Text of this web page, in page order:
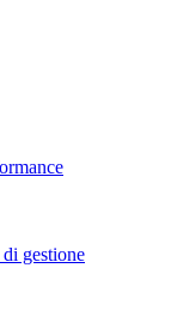
gestione